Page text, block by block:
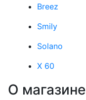
Breez
Smily
Solano
X 60
О магазине